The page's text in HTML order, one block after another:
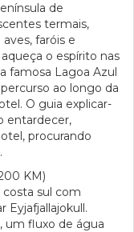
de
termais,
faróis e
o espírito nas
famosa Lagoa Azul
ao longo da
O guia explicar-
entardecer,
procurando
KM)
sul com
Eyjafjallajokull.
um fluxo de água